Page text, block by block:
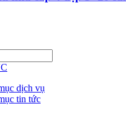
dịch vụ
tin tức